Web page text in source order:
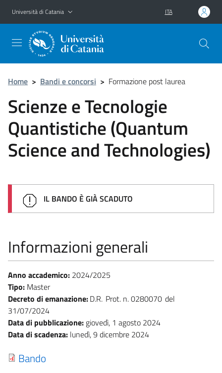
Vai al contenuto principale
Vai al menu di navigazione
Università di Catania ITA
Home > Bandi e concorsi > Formazione post laurea
Scienze e Tecnologie
Quantistiche (Quantum
Science and Technologies)
IL BANDO È GIÀ SCADUTO
Informazioni generali
Anno accademico: 2024/2025
Tipo: Master
Decreto di emanazione:D.R. Prot. n. 0280070
31/07/2024
Data di pubblicazione: giovedì, 1 agosto 2024
Data di scadenza: lunedì, 9 dicembre 2024
Bando